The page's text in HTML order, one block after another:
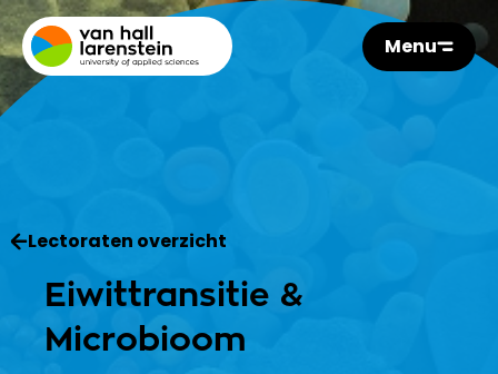
Menu
Lectoraten overzicht
Eiwittransitie &
Microbioom